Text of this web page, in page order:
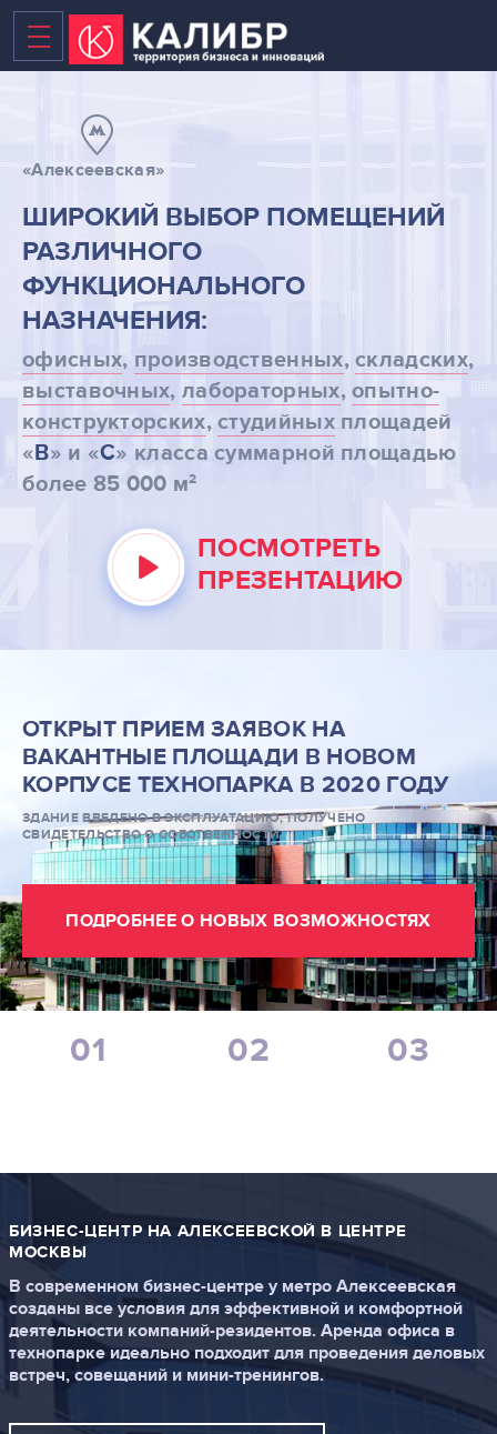
ВАКАНТНЫЕ ПЛОЩАДИ
БИЗНЕС-ЦЕНТР
ТЕХНОПАРК
КОВОРКИНГ
НОВЫЕ ПЛОЩАДИ В 2020
ТЕРРИТОРИЯ
НОВОСТИ
УСЛУГИ РЕЗИДЕНТОВ
О НАС
ПОИСК ПО САЙТУ
ВХОД ДЛЯ РЕЗИДЕНТОВ
Москва, СВАО, ул. Годовикова, 9
Станция метро Алексеевская
+7 (495) 730-09-59
«Алексеевская»
ШИРОКИЙ ВЫБОР ПОМЕЩЕНИЙ
РАЗЛИЧНОГО
ФУНКЦИОНАЛЬНОГО
НАЗНАЧЕНИЯ:
офисных, производственных,складских,
выставочных, лабораторных,опытно-
конструкторских,студийныхплощадей
«В» и «С» класса суммарной площадью
более 85 000 м2
ПОСМОТРЕТЬ
ПРЕЗЕНТАЦИЮ
ОТКРЫТ ПРИЕМ ЗАЯВОК НА
ВАКАНТНЫЕ ПЛОЩАДИ В НОВОМ
КОРПУСЕ ТЕХНОПАРКА В 2020 ГОДУ
ЗДАНИЕ ВВЕДЕНО В ЭКСПЛУАТАЦИЮ, ПОЛУЧЕНО
СВИДЕТЕЛЬСТВО О СОБСТВЕННОСТИ.
ПОДРОБНЕЕ О НОВЫХ ВОЗМОЖНОСТЯХ
01 02 03
БИЗНЕС-ЦЕНТР НА АЛЕКСЕЕВСКОЙ В ЦЕНТРЕ
МОСКВЫ
В современном бизнес-центре у метро Алексеевская
созданы все условия для эффективной и комфортной
деятельности компаний-резидентов. Аренда офиса в
технопарке идеально подходит для проведения деловых
встреч, совещаний и мини-тренингов.